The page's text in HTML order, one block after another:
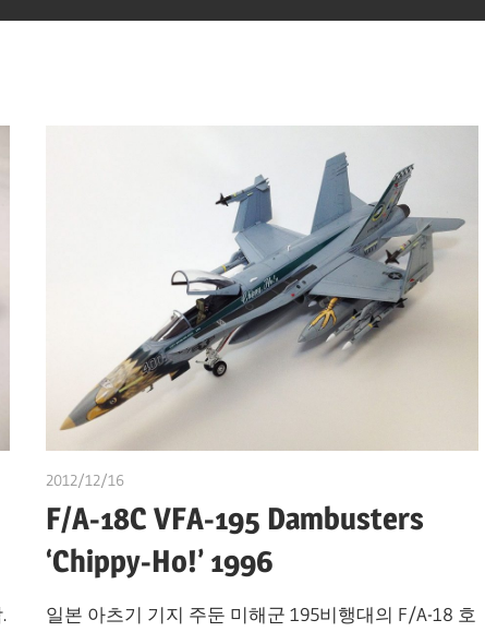
2012/12/16쭝
F/A-18C VFA-195 Dambusters
‘Chippy-Ho!’ 1996
일본 아츠기 기지 주둔 미해군 195비행대의 F/A-18 호